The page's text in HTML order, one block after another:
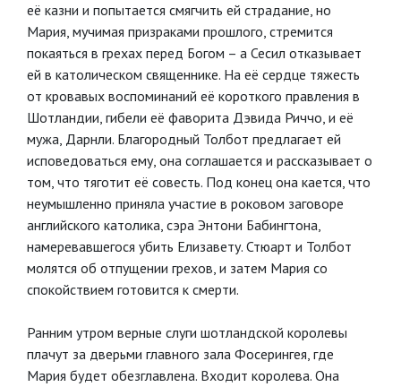
её казни и попытается смягчить ей страдание, но
Мария, мучимая призраками прошлого, стремится
покаяться в грехах перед Богом – а Сесил отказывает
ей в католическом священнике. На её сердце тяжесть
от кровавых воспоминаний её короткого правления в
Шотландии, гибели её фаворита Дэвида Риччо, и её
мужа, Дарнли. Благородный Толбот предлагает ей
исповедоваться ему, она соглашается и рассказывает о
том, что тяготит её совесть. Под конец она кается, что
неумышленно приняла участие в роковом заговоре
английского католика, сэра Энтони Бабингтона,
намеревавшегося убить Елизавету. Стюарт и Толбот
молятся об отпущении грехов, и затем Мария со
спокойствием готовится к смерти.
Ранним утром верные слуги шотландской королевы
плачут за дверьми главного зала Фосерингея, где
Мария будет обезглавлена. Входит королева. Она